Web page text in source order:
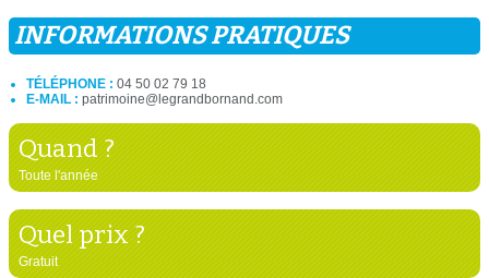
INFORMATIONS PRATIQUES
TÉLÉPHONE : 04 50 02 79 18
E-MAIL : patrimoine@legrandbornand.com
Quand ?
Toute l'année
Quel prix ?
Gratuit